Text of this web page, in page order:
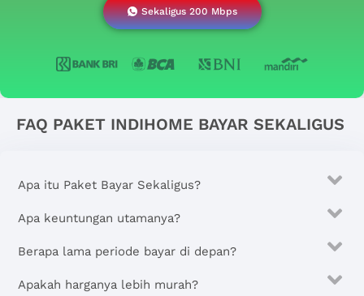
Sekaligus 200 Mbps
FAQ PAKET INDIHOME BAYAR SEKALIGUS
Apa itu Paket Bayar Sekaligus?
Apa keuntungan utamanya?
Berapa lama periode bayar di depan?
Apakah harganya lebih murah?